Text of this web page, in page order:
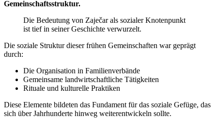
Gemeinschaftsstruktur.
Die Bedeutung von Zaječar als sozialer Knotenpunkt
ist tief in seiner Geschichte verwurzelt.
Die soziale Struktur dieser frühen Gemeinschaften war geprägt
durch:
Die Organisation in Familienverbände
Gemeinsame landwirtschaftliche Tätigkeiten
Rituale und kulturelle Praktiken
Diese Elemente bildeten das Fundament für das soziale Gefüge, das
sich über Jahrhunderte hinweg weiterentwickeln sollte.